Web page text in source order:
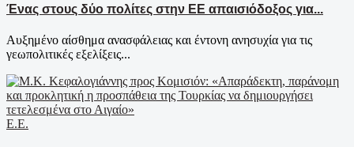
Ένας στους δύο πολίτες στην ΕΕ απαισιόδοξος για...
Αυξημένο αίσθημα ανασφάλειας και έντονη ανησυχία για τις
γεωπολιτικές εξελίξεις...
Ε.Ε.